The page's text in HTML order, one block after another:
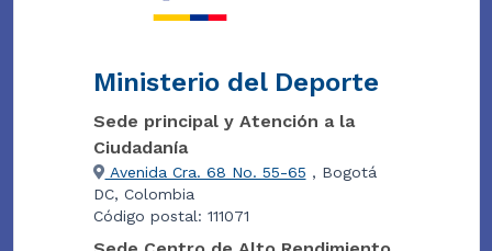
Ministerio del Deporte
Sede principal y Atención a la
Ciudadanía
Avenida Cra. 68 No. 55-65 , Bogotá
DC, Colombia
Código postal: 111071